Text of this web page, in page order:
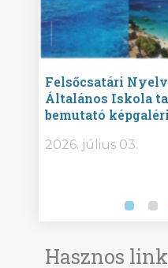
Felsőcsatári
Általános Iskola
bemutató
2026. július 03.
Hasznos